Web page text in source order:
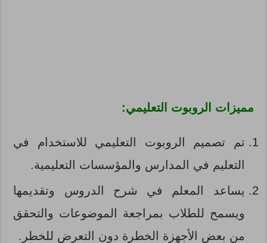
مميزات الروبوت التعليمي:
تم تصميم الروبوت التعليمي للاستخدام في
التعليم في المدارس والمؤسسات التعليمية.
يساعد المعلم في شرح الدروس وتقديمها
ويسمح للطلاب بمراجعة الموضوعات والتحقق
من بعض الأجهزة الخطرة دون التعرض للخطر.